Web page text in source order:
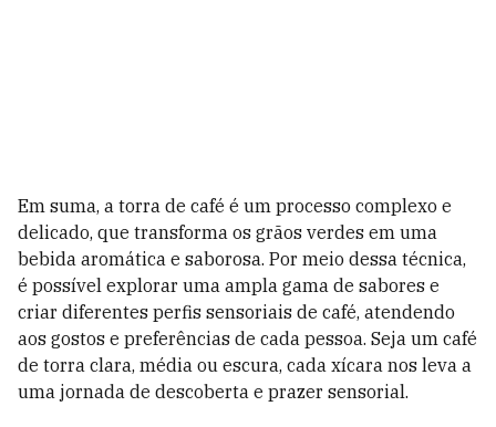
Em suma, a torra de café é um processo complexo e
delicado, que transforma os grãos verdes em uma
bebida aromática e saborosa. Por meio dessa técnica,
é possível explorar uma ampla gama de sabores e
criar diferentes perfis sensoriais de café, atendendo
aos gostos e preferências de cada pessoa. Seja um café
de torra clara, média ou escura, cada xícara nos leva a
uma jornada de descoberta e prazer sensorial.